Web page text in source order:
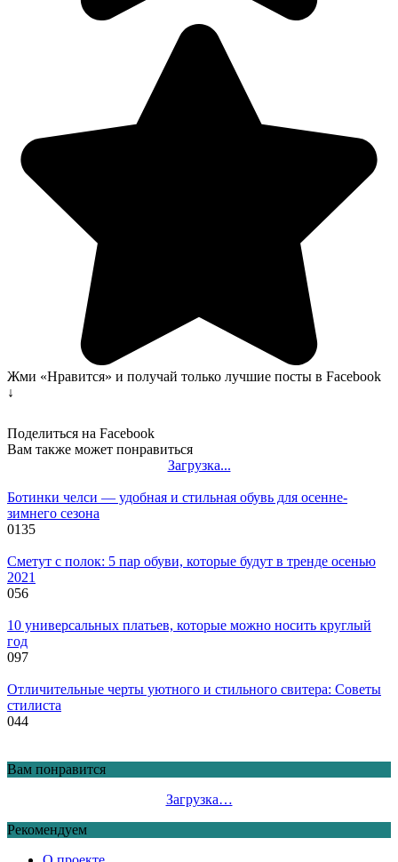
Жми «Нравится» и получай только лучшие посты в Facebook
↓
Поделиться на Facebook
Вам также может понравиться
Загрузка...
Ботинки челси — удобная и стильная обувь для осенне-
зимнего сезона
0135
Сметут с полок: 5 пар обуви, которые будут в тренде осенью
2021
056
10 универсальных платьев, которые можно носить круглый
год
097
Отличительные черты уютного и стильного свитера: Советы
стилиста
044
Вам понравится
Загрузка…
Рекомендуем